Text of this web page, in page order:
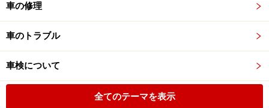
車の修理
車のトラブル
車検について
全てのテーマを表示